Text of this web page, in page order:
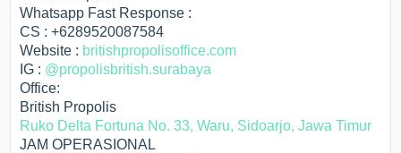
Whatsapp Fast Response :
CS : +6289520087584
Website : britishpropolisoffice.com
IG : @propolisbritish.surabaya
Office:
British Propolis
Ruko Delta Fortuna No. 33, Waru, Sidoarjo, Jawa Timur
JAM OPERASIONAL